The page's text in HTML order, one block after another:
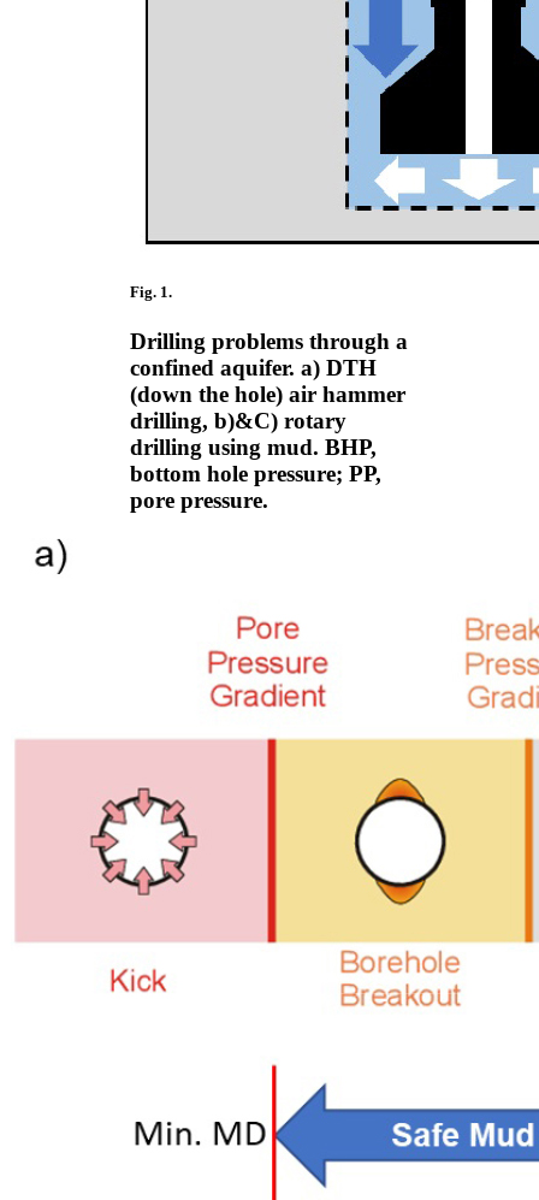
Fig. 1.
Drilling problems through a
confined aquifer. a) DTH
(down the hole) air hammer
drilling, b)&C) rotary
drilling using mud. BHP,
bottom hole pressure; PP,
pore pressure.